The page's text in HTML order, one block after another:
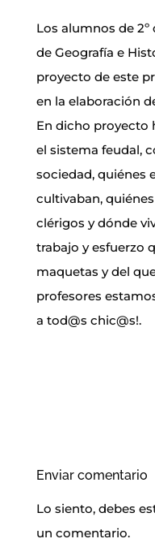
Los alumnos de 2º
de Geografía e
proyecto de este
en la elaboración
En dicho proyecto
el sistema feudal,
sociedad, quiénes
cultivaban,
clérigos y dónde
trabajo y esfuerzo
maquetas y del
profesores
a tod@s chic@s!.
Enviar comentario
Lo siento, debes
un comentario.